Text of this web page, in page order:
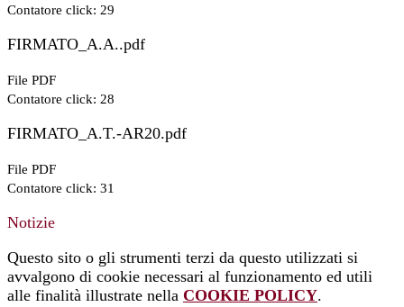
Contatore click: 29
FIRMATO_A.A..pdf
File PDF
Contatore click: 28
FIRMATO_A.T.-AR20.pdf
File PDF
Contatore click: 31
Notizie
Questo sito o gli strumenti terzi da questo utilizzati si
avvalgono di cookie necessari al funzionamento ed utili
alle finalità illustrate nella COOKIE POLICY.